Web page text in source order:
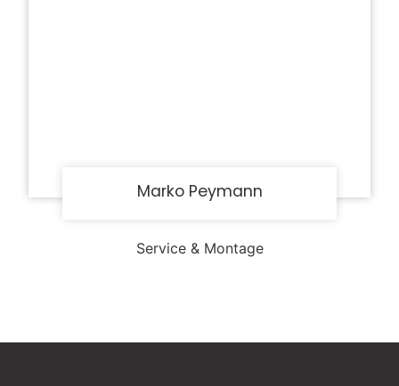
Marko Peymann
Service & Montage